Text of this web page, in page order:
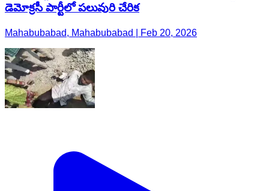
డెమోక్రసీ పార్టీలో పలువురి చేరిక
Mahabubabad, Mahabubabad | Feb 20, 2026